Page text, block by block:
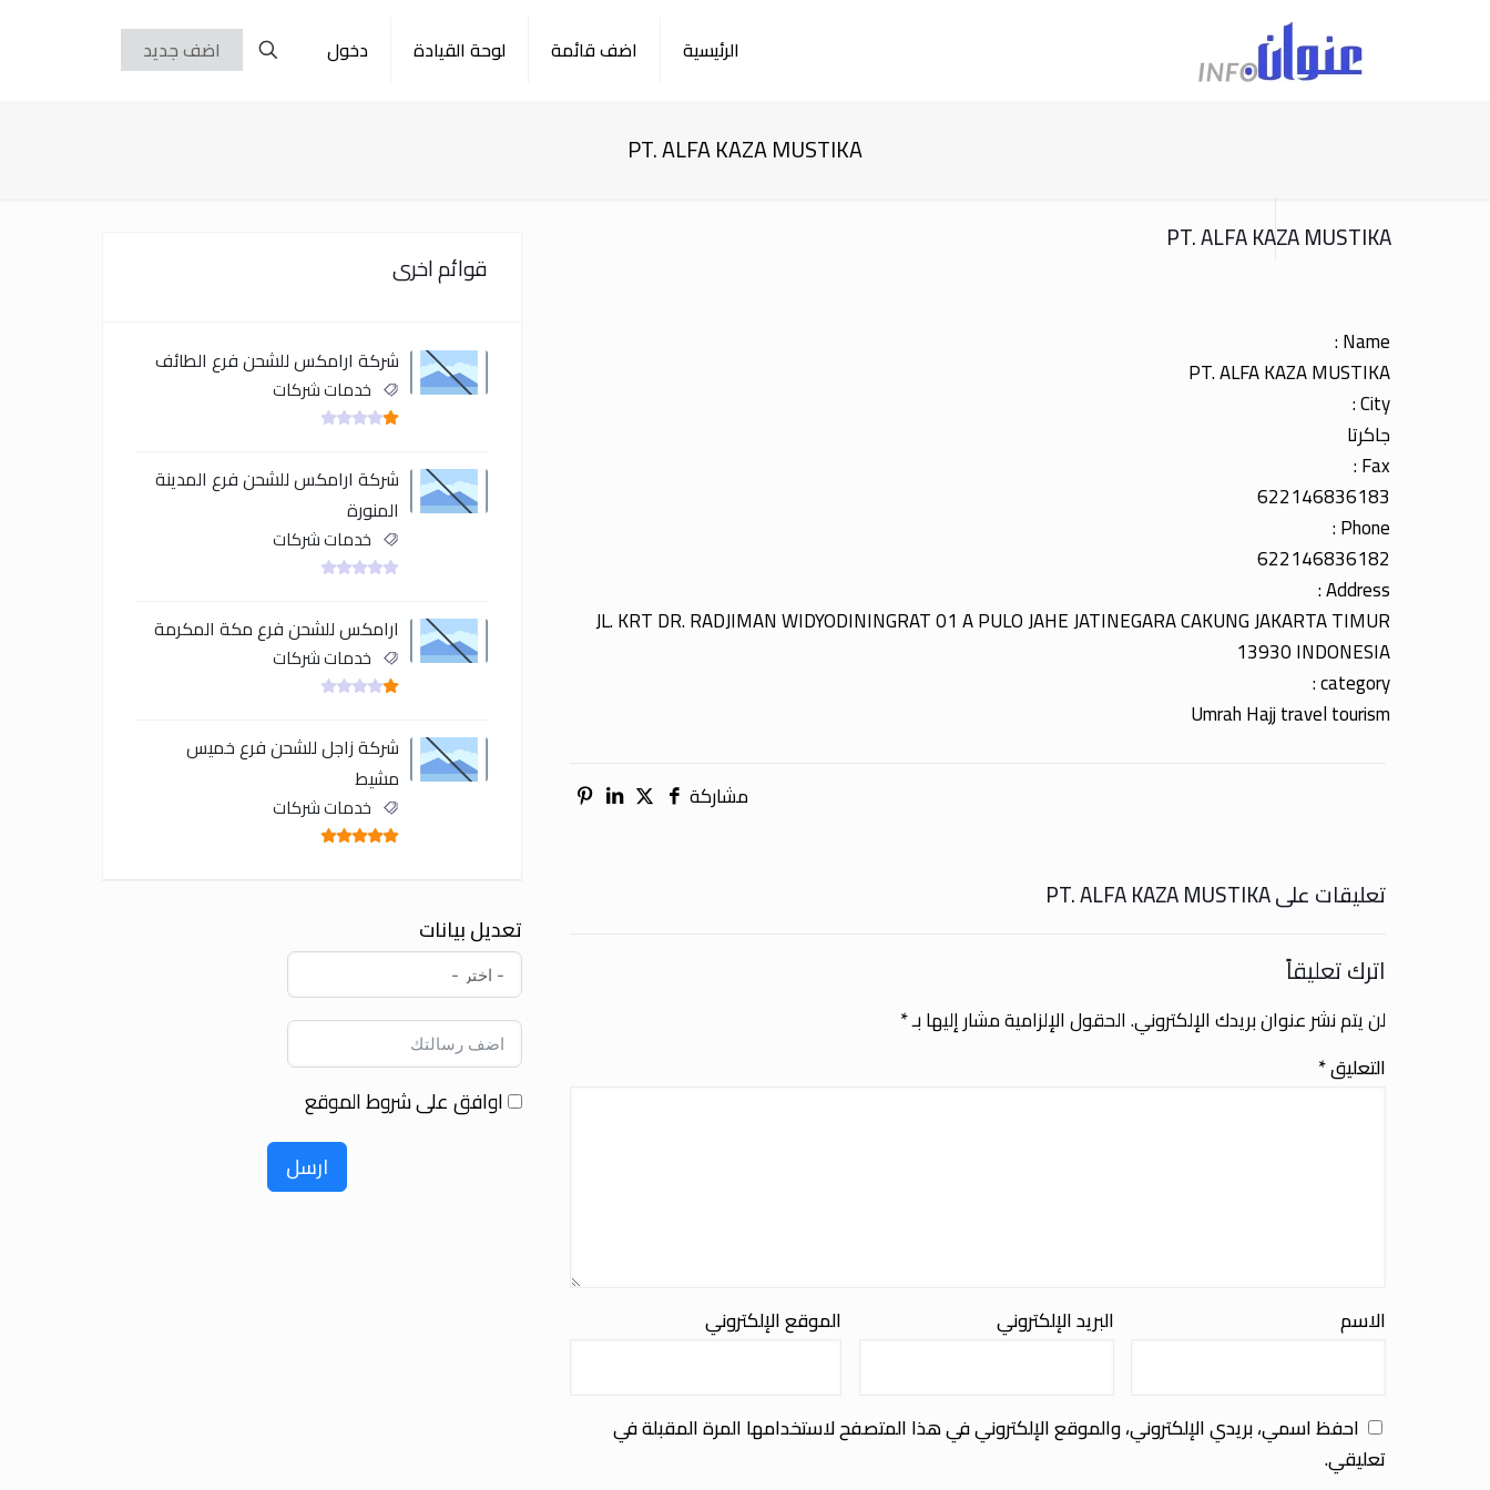
الرئيسية اضف قائمة لوحة القيادة دخول اضف جديد
PT. ALFA KAZA MUSTIKA
PT. ALFA KAZA MUSTIKA
Name :
PT. ALFA KAZA MUSTIKA
City :
جاكرتا
Fax :
622146836183
Phone :
622146836182
Address :
JL. KRT DR. RADJIMAN WIDYODININGRAT 01 A PULO JAHE JATINEGARA CAKUNG JAKARTA TIMUR
13930 INDONESIA
category :
Umrah Hajj travel tourism
مشاركة
تعليقات على PT. ALFA KAZA MUSTIKA
اترك تعليقاً
لن يتم نشر عنوان بريدك الإلكتروني.الحقول الإلزامية مشار إليها بـ*
التعليق*
الاسم البريد الإلكتروني الموقع الإلكتروني
احفظ اسمي، بريدي الإلكتروني، والموقع الإلكتروني في هذا المتصفح لاستخدامها المرة المقبلة في
تعليقي.
قوائم اخرى
شركة ارامكس للشحن فرع الطائف
خدمات شركات
شركة ارامكس للشحن فرع المدينة
المنورة
خدمات شركات
ارامكس للشحن فرع مكة المكرمة
خدمات شركات
شركة زاجل للشحن فرع خميس
مشيط
خدمات شركات
تعديل بيانات
اوافق على شروط الموقع
ارسل